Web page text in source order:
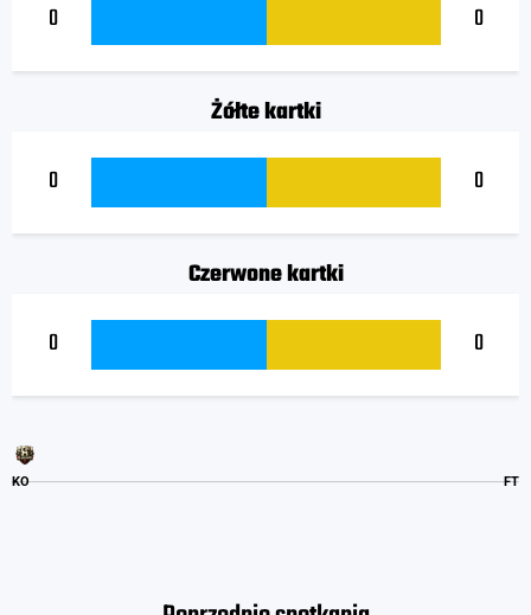
0
0
Żółte kartki
0
0
Czerwone kartki
0
0
KO FT